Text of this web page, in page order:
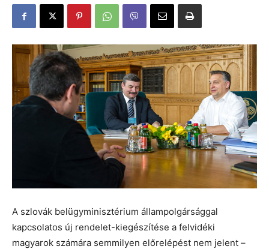
A szlovák belügyminisztérium állampolgársággal
kapcsolatos új rendelet-kiegészítése a felvidéki
magyarok számára semmilyen előrelépést nem jelent –